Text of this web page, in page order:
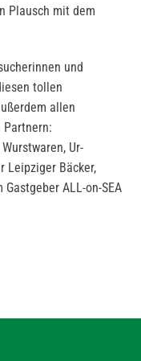
Plausch mit dem
und
tollen
allen
Partnern:
Ur-
Leipziger Bäcker,
Gastgeber ALL-on-SEA